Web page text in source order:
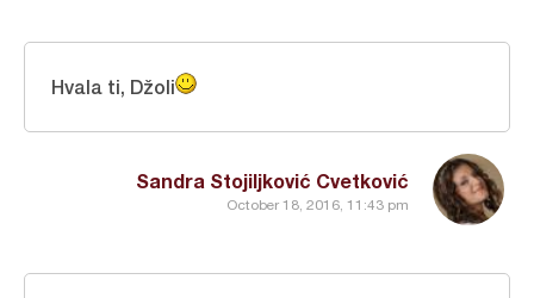
Sandra Stojiljković Cvetković
October 18, 2016, 11:43 pm
Hvala ti, Džoli